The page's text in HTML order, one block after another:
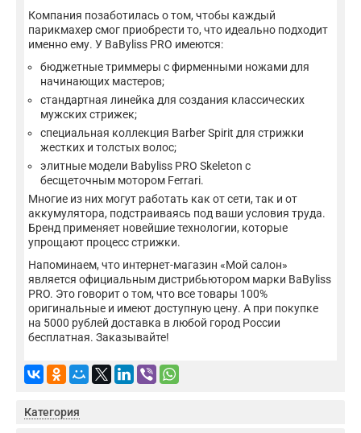
Компания позаботилась о том, чтобы каждый
парикмахер смог приобрести то, что идеально подходит
именно ему. У BaByliss PRO имеются:
бюджетные триммеры с фирменными ножами для
начинающих мастеров;
стандартная линейка для создания классических
мужских стрижек;
специальная коллекция Barber Spirit для стрижки
жестких и толстых волос;
элитные модели Babyliss PRO Skeleton с
бесщеточным мотором Ferrari.
Многие из них могут работать как от сети, так и от
аккумулятора, подстраиваясь под ваши условия труда.
Бренд применяет новейшие технологии, которые
упрощают процесс стрижки.
Напоминаем, что интернет-магазин «Мой салон»
является официальным дистрибьютором марки BaByliss
PRO. Это говорит о том, что все товары 100%
оригинальные и имеют доступную цену. А при покупке
на 5000 рублей доставка в любой город России
бесплатная. Заказывайте!
Категория